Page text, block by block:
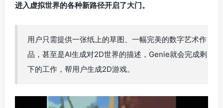
进入虚拟世界的各种新路径开启了大门。
用户只需提供一张纸上的草图、一幅完美的数字艺术作
品，甚至是AI生成对2D世界的描述，Genie就会完成剩
下的工作，帮用户生成2D游戏。